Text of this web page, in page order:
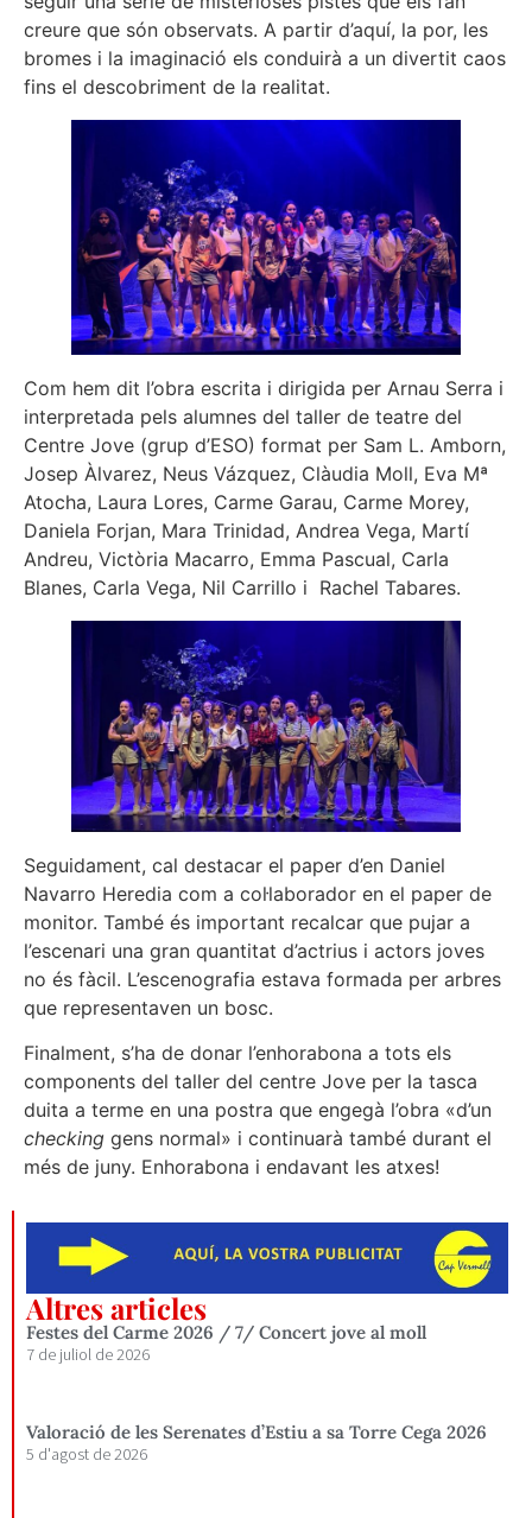
creure que són observats. A partir d’aquí, la por, les
bromes i la imaginació els conduirà a un divertit caos
fins el descobriment de la realitat.
Com hem dit l’obra escrita i dirigida per Arnau Serra i
interpretada pels alumnes del taller de teatre del
Centre Jove (grup d’ESO) format per Sam L. Amborn,
Josep Àlvarez, Neus Vázquez, Clàudia Moll, Eva Mª
Atocha, Laura Lores, Carme Garau, Carme Morey,
Daniela Forjan, Mara Trinidad, Andrea Vega, Martí
Andreu, Victòria Macarro, Emma Pascual, Carla
Blanes, Carla Vega, Nil Carrillo i Rachel Tabares.
Seguidament, cal destacar el paper d’en Daniel
Navarro Heredia com a col·laborador en el paper de
monitor. També és important recalcar que pujar a
l’escenari una gran quantitat d’actrius i actors joves
no és fàcil. L’escenografia estava formada per arbres
que representaven un bosc.
Finalment, s’ha de donar l’enhorabona a tots els
components del taller del centre Jove per la tasca
duita a terme en una postra que engegà l’obra «d’un
checking gens normal» i continuarà també durant el
més de juny. Enhorabona i endavant les atxes!
Altres articles
Festes del Carme 2026 / 7/ Concert jove al moll
7 de juliol de 2026
Valoració de les Serenates d’Estiu a sa Torre Cega 2026
5 d'agost de 2026